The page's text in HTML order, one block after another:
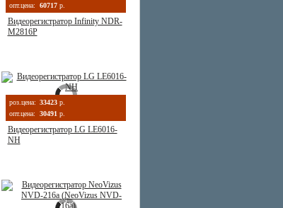
опт.цена:
60717 р.
Видеорегистратор Infinity NDR-
M2816P
роз.цена: 33423 р.
опт.цена:
30491 р.
Видеорегистратор LG LE6016-
NH